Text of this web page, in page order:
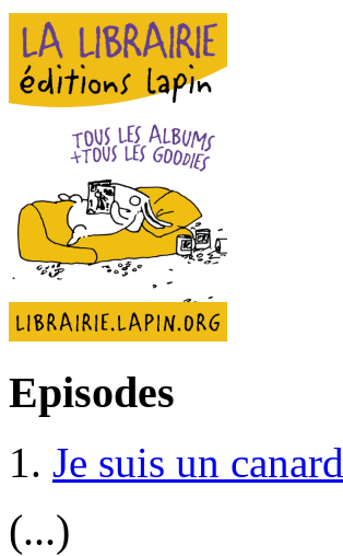
Episodes
1. Je suis un canard
(...)